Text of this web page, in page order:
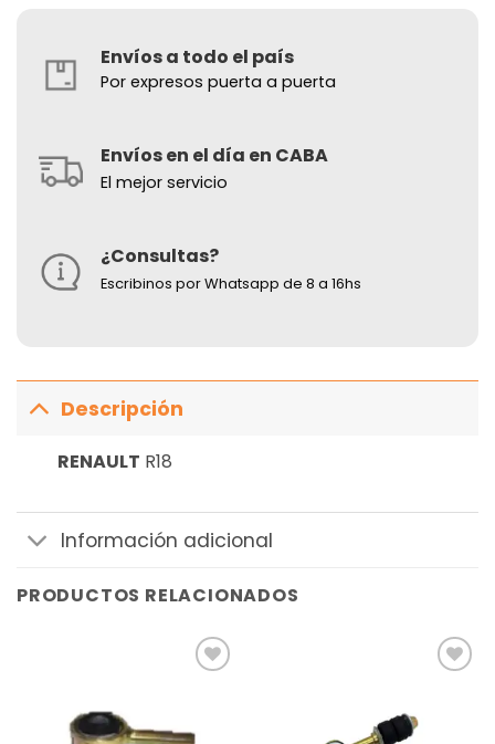
Envíos a todo el país
Por expresos puerta a puerta
Envíos en el día en CABA
El mejor servicio
¿Consultas?
Escribinos por Whatsapp de 8 a 16hs
Descripción
RENAULT R18
Información adicional
PRODUCTOS RELACIONADOS
deseos